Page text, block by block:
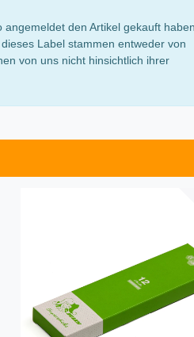
den Artikel gekauft
Label stammen entweder von
von uns nicht hinsichtlich ihrer